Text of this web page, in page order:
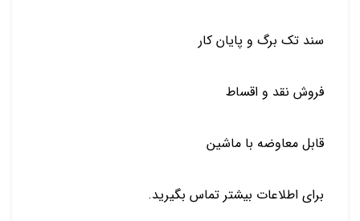
سند تک برگ و پایان کار
فروش نقد و اقساط
قابل معاوضه با ماشین
برای اطلاعات بیشتر تماس بگیرید.